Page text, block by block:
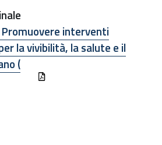
interventi
la vivibilità, la salute e il
(